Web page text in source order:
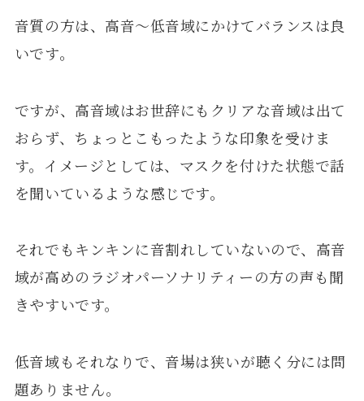
音質の方は、高音〜低音域にかけてバランスは良
いです。
ですが、高音域はお世辞にもクリアな音域は出て
おらず、ちょっとこもったような印象を受けま
す。イメージとしては、マスクを付けた状態で話
を聞いているような感じです。
それでもキンキンに音割れしていないので、高音
域が高めのラジオパーソナリティーの方の声も聞
きやすいです。
低音域もそれなりで、音場は狭いが聴く分には問
題ありません。